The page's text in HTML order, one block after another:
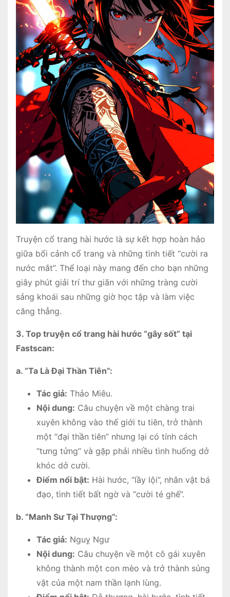
Truyện cổ trang hài hước là sự kết hợp hoàn hảo
giữa bối cảnh cổ trang và những tình tiết “cười ra
nước mắt”. Thể loại này mang đến cho bạn những
giây phút giải trí thư giãn với những tràng cười
sảng khoái sau những giờ học tập và làm việc
căng thẳng.
3. Top truyện cổ trang hài hước “gây sốt” tại
Fastscan:
a. “Ta Là Đại Thần Tiên”:
Tác giả: Thảo Miêu.
Nội dung: Câu chuyện về một chàng trai
xuyên không vào thế giới tu tiên, trở thành
một “đại thần tiên” nhưng lại có tính cách
“tưng tửng” và gặp phải nhiều tình huống dở
khóc dở cười.
Điểm nổi bật: Hài hước, “lầy lội”, nhân vật bá
đạo, tình tiết bất ngờ và “cười té ghế”.
b. “Manh Sư Tại Thượng”:
Tác giả: Nguỵ Ngư
Nội dung: Câu chuyện về một cô gái xuyên
không thành một con mèo và trở thành sủng
vật của một nam thần lạnh lùng.